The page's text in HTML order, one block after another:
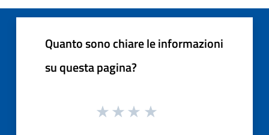
Quanto sono chiare le informazioni
su questa pagina?